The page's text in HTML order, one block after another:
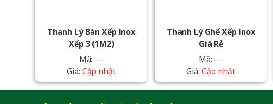
Thanh Lý Bàn Xếp Inox
Xếp 3 (1M2)
Mã: ---
Giá:Cập nhật
Thanh Lý Ghế Xếp Inox
Giá Rẻ
Mã: ---
Giá:Cập nhật